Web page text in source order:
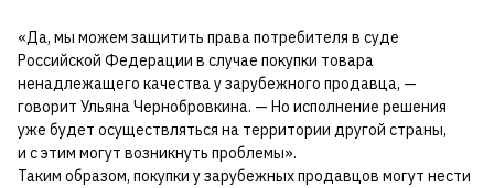
«Да, мы можем защитить права потребителя в суде
Российской Федерации в случае покупки товара
ненадлежащего качества у зарубежного продавца, —
говорит Ульяна Чернобровкина. — Но исполнение решения
уже будет осуществляться на территории другой страны,
и с этим могут возникнуть проблемы».
Таким образом, покупки у зарубежных продавцов могут нести